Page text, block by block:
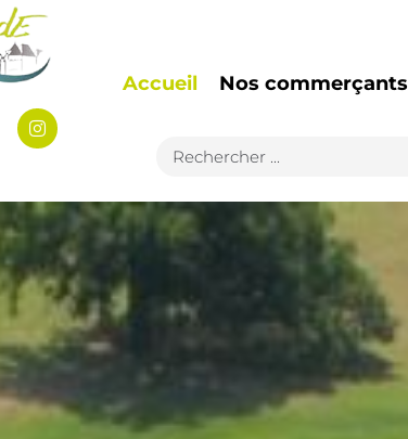
Accueil Nos commerçants